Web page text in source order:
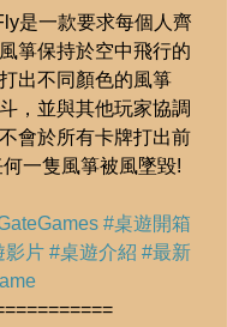
是一款要求每個人齊
箏保持於空中飛行的
出不同顏色的風箏
，並與其他玩家協調
會於所有卡牌打出前
一隻風箏被風墜毀!
#桌遊開箱
影片 #桌遊介紹 #最新